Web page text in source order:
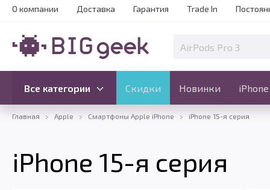
О компании Доставка Гарантия Trade In
Все категории Скидки Новинки iPhone
Скидки Новинки
Все категории
Главная Apple Смартфоны Apple iPhone iPhone 15-я серия
iPhone 15-я серия